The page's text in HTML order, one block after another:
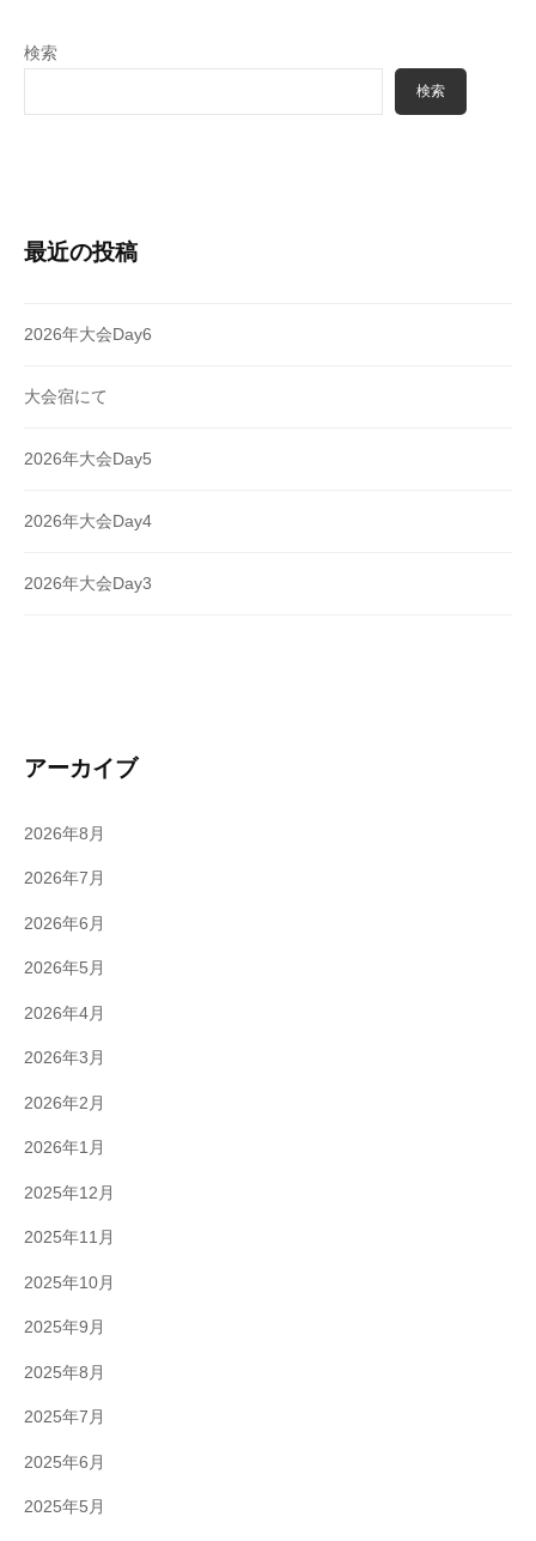
検索
検索
最近の投稿
2026年大会Day6
大会宿にて
2026年大会Day5
2026年大会Day4
2026年大会Day3
アーカイブ
2026年8月
2026年7月
2026年6月
2026年5月
2026年4月
2026年3月
2026年2月
2026年1月
2025年12月
2025年11月
2025年10月
2025年9月
2025年8月
2025年7月
2025年6月
2025年5月